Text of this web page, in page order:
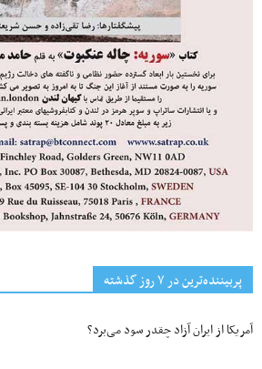
پربیننده‌ترین‌ در ۷ روز گذشته
آمریکا از ایران آزاد چقدر سود می‌برد؟